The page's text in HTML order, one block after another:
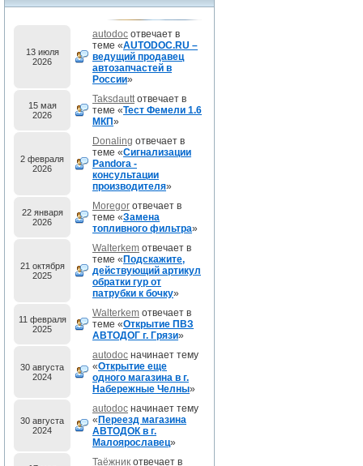
13 июля
2026
autodoc отвечает в
теме «AUTODOC.RU –
ведущий продавец
автозапчастей в
России»
15 мая
2026
Taksdauttотвечает в
теме «Тест Фемели 1.6
МКП»
2 февраля
2026
Donaling отвечает в
теме «Сигнализации
Pandora -
консультации
производителя»
22 января
2026
Moregor отвечает в
теме «Замена
топливного фильтра»
21 октября
2025
Walterkem отвечает в
теме « Подскажите,
действующий артикул
обратки гур от
патрубки к бочку»
11 февраля
2025
Walterkem отвечает в
теме «Открытие ПВЗ
АВТОДОГ г. Грязи»
30 августа
2024
autodoc начинает тему
«Открытие еще
одного магазина в г.
Набережные Челны»
30 августа
2024
autodoc начинает тему
« Переезд магазина
АВТОДОК в г.
Малоярославец»
Таёжник отвечает в